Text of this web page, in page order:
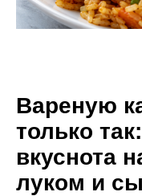
Вареную
только
вкуснота
луком и